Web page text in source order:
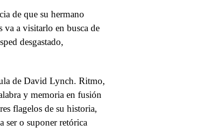
de que su hermano
a visitarlo en busca de
desgastado,
de David Lynch. Ritmo,
y memoria en fusión
flagelos de su historia,
ser o suponer retórica